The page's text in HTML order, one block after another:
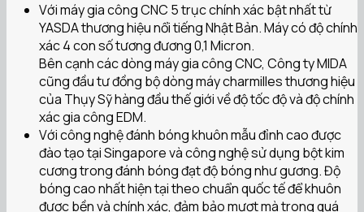
Với máy gia công CNC 5 trục chính xác bật nhất từ
YASDA thương hiệu nổi tiếng Nhật Bản. Máy có độ chính
xác 4 con số tương đương 0,1 Micron.
Bên cạnh các dòng máy gia công CNC, Công ty MIDA
cũng đầu tư đồng bộ dòng máy charmilles thương hiệu
của Thụy Sỹ hàng đầu thế giới về độ tốc độ và độ chính
xác gia công EDM.
Với công nghệ đánh bóng khuôn mẫu đỉnh cao được
đào tạo tại Singapore và công nghệ sử dụng bột kim
cương trong đánh bóng đạt độ bóng như gương. Độ
bóng cao nhất hiện tại theo chuẩn quốc tế để khuôn
được bền và chính xác, đảm bảo mượt mà trong quá